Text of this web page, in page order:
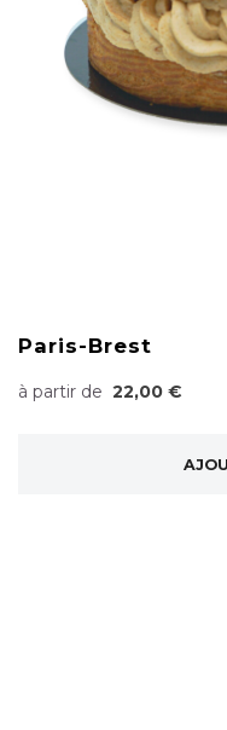
Paris-Brest
à partir de 22,00 €